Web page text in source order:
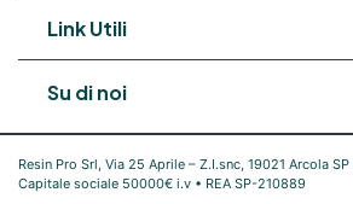
Link Utili
Su di noi
Resin Pro Srl, Via 25 Aprile – Z.I.snc, 19021 Arcola SP
Capitale sociale 50000€ i.v • REA SP-210889